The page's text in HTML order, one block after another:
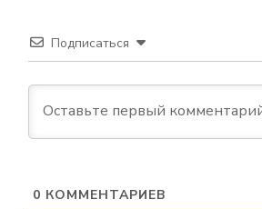
Подписаться
0 КОММЕНТАРИЕВ